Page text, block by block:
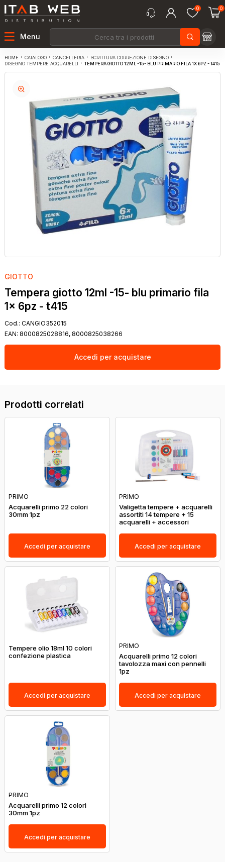
0 0
Menu
HOME CATALOGO CANCELLERIA
SCRITTURA CORREZIONE DISEGNO
DISEGNO TEMPERE ACQUARELLI
TEMPERA GIOTTO 12ML -15- BLU PRIMARIO FILA 1X 6PZ - T415
GIOTTO
Tempera giotto 12ml -15- blu primario fila
1x 6pz - t415
Cod.: CANGIO352015
EAN: 8000825028816, 8000825038266
Accedi per acquistare
Prodotti correlati
PRIMO
Acquarelli primo 22 colori
30mm 1pz
Accedi per acquistare
PRIMO
Valigetta tempere + acquarelli
assortiti 14 tempere + 15
acquarelli + accessori
Accedi per acquistare
Tempere olio 18ml 10 colori
confezione plastica
Accedi per acquistare
PRIMO
Acquarelli primo 12 colori
tavolozza maxi con pennelli
1pz
Accedi per acquistare
PRIMO
Acquarelli primo 12 colori
30mm 1pz
Accedi per acquistare